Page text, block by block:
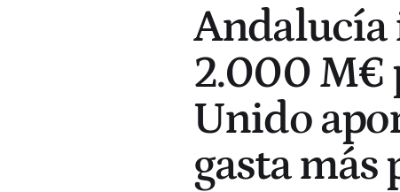
Andalucía
2.000 M€
Unido
gasta más